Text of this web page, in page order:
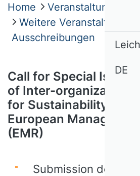
Home
Veranstaltungen
Weitere Veranstaltungen
Ausschreibungen
Call for Special Issue:
of Inter-organizational
for Sustainability in
European
(EMR)
Submission
DE